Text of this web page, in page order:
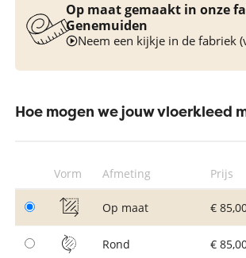
Op maat gemaakt in onze
Genemuiden
Neem een kijkje in de fabriek
Hoe mogen we jouw vloerkleed
Vorm Afmeting Prijs
Op maat €
Rond €